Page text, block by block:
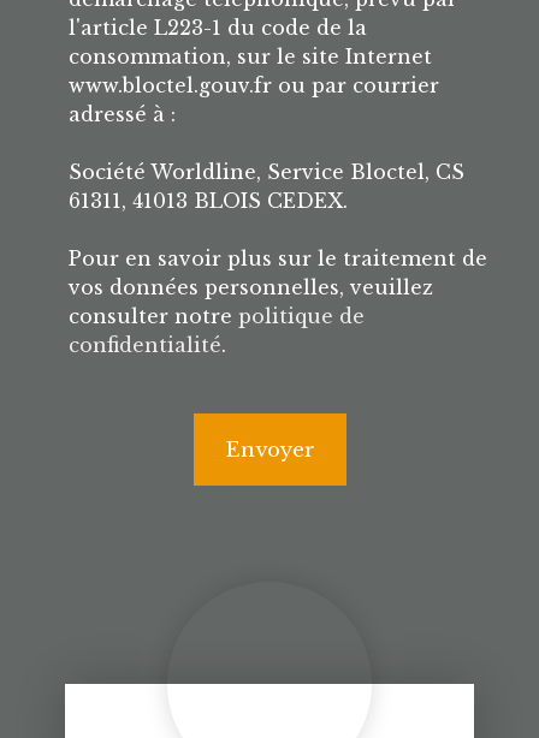
l'article L223-1 du code de la
consommation, sur le site Internet
www.bloctel.gouv.fr ou par courrier
adressé à :
Société Worldline, Service Bloctel, CS
61311, 41013 BLOIS CEDEX.
Pour en savoir plus sur le traitement de
vos données personnelles, veuillez
consulter notre politique de
confidentialité.
Envoyer